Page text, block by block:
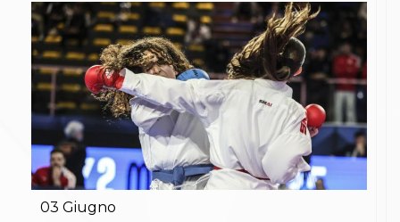
La disciplina
News
Gare e Risultati
Attività Didattica
Albi Federali
Arti marziali
Aikido
Ju Jitsu
Sumo
Capoeira
Grappling
03 Giugno